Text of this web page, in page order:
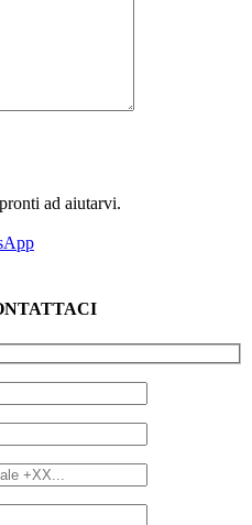
ad aiutarvi.